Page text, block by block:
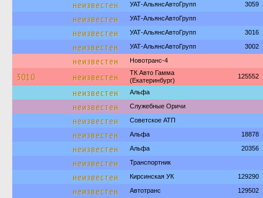
неизвестен УАТ-АльянсАвтоГрупп 3059
неизвестен УАТ-АльянсАвтоГрупп
неизвестен УАТ-АльянсАвтоГрупп 3016
неизвестен УАТ-АльянсАвтоГрупп 3002
неизвестен Новотранс-4
3010 неизвестен
ТК Авто Гамма
(Екатеринбург)
125552
неизвестен Альфа
неизвестен Служебные Оричи
неизвестен Советское АТП
неизвестен Альфа 18878
неизвестен Альфа 20356
неизвестен Транспортник
неизвестен Кирсинская УК 129290
неизвестен Автотранс 129502